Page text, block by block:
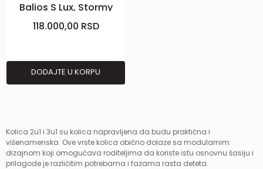
Balios S Lux, Stormy
Blue Plus
118.000,00 RSD
DODAJTE U KORPU
Kolica 2u1 i 3u1 su kolica napravljena da budu praktična i
višenamenska. Ove vrste kolica obično dolaze sa modularnim
dizajnom koji omogućava roditeljima da koriste istu osnovnu šasiju i
prilagode je različitim potrebama i fazama rasta deteta.